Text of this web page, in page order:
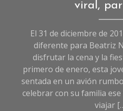
viral,
El 31 de diciembre de
diferente para Beatriz
disfrutar la cena y la
primero de enero, esta
sentada en un avión
celebrar con su familia
viajar